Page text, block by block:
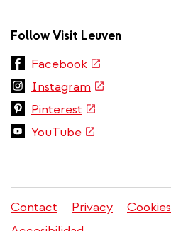
Follow Visit Leuven
Facebook(link
external)
Instagram (link
is
Pinterest (link
is
YouTube(link
Menú
Contact Privacy Cookies